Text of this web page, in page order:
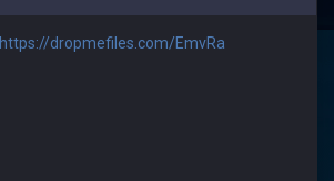
https://dropmefiles.com/EmvRa